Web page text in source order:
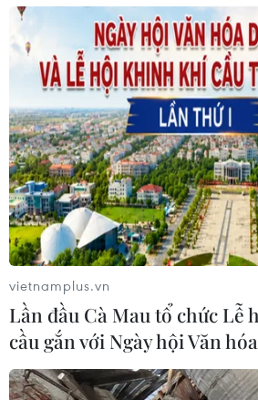
07/07/2025 03:01
Do làm ăn thua lỗ dẫn đến nợ nần
hoạt động, Trần Thị Hòa đã nảy
tài sản thông qua hình thức thuê
các công ty đối tác.
vietnamplus.vn
Lần đầu Cà Mau tổ chức Lễ
cầu gắn với Ngày hội Văn